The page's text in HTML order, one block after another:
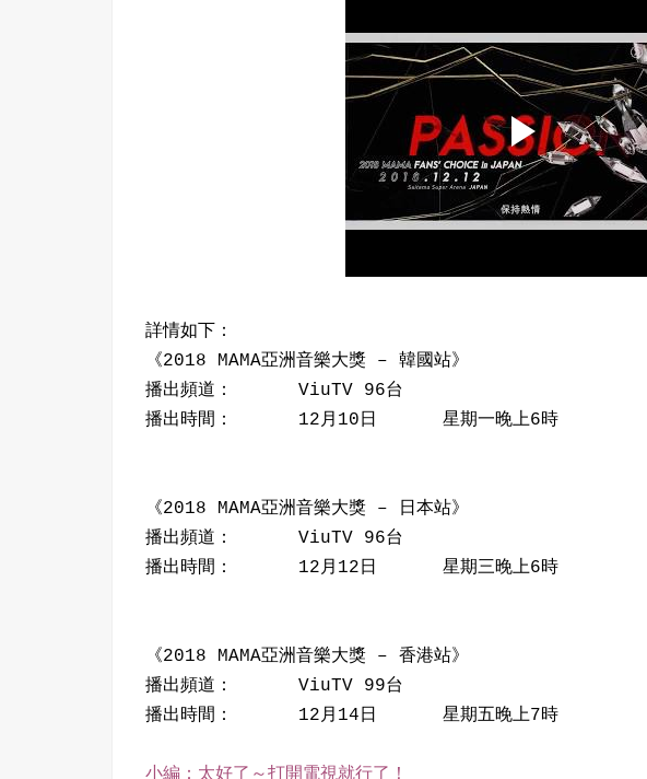
詳情如下：
《2018 MAMA亞洲音樂大獎 – 韓國站》
播出頻道： ViuTV 96台
播出時間： 12月10日 星期一晚上6時
《2018 MAMA亞洲音樂大獎 – 日本站》
播出頻道： ViuTV 96台
播出時間： 12月12日 星期三晚上6時
《2018 MAMA亞洲音樂大獎 – 香港站》
播出頻道： ViuTV 99台
播出時間： 12月14日 星期五晚上7時
小編：太好了～打開電視就行了！